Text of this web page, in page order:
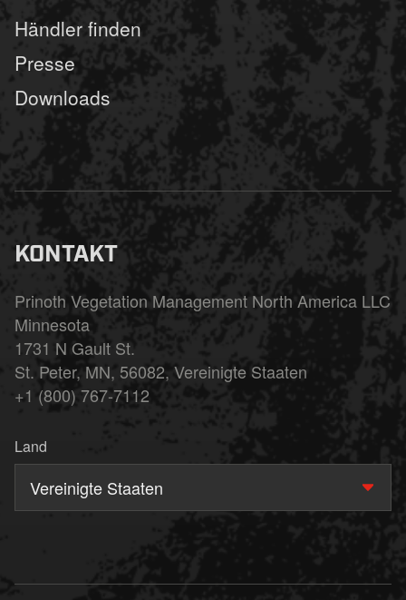
Händler finden
Presse
Downloads
KONTAKT
Prinoth Vegetation Management North America LLC
Minnesota
1731 N Gault St.
St. Peter, MN, 56082, Vereinigte Staaten
+1 (800) 767-7112
Land
Vereinigte Staaten